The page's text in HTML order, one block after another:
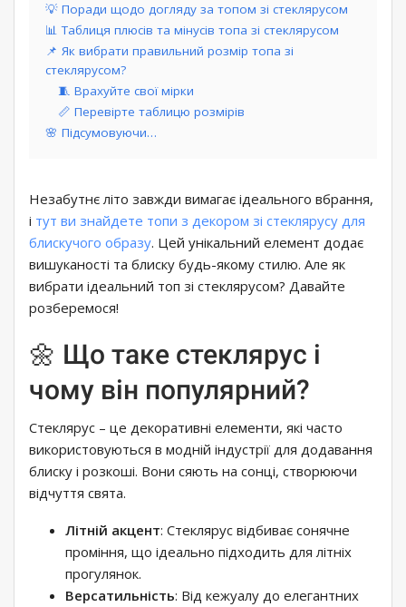
💡 Поради щодо догляду за топом зі стеклярусом
📊 Таблиця плюсів та мінусів топа зі стеклярусом
📌 Як вибрати правильний розмір топа зі
стеклярусом?
🧵 Врахуйте свої мірки
📏 Перевірте таблицю розмірів
🌸 Підсумовуючи…
Незабутнє літо завжди вимагає ідеального вбрання,
і тут ви знайдете топи з декором зі стеклярусу для
блискучого образу. Цей унікальний елемент додає
вишуканості та блиску будь-якому стилю. Але як
вибрати ідеальний топ зі стеклярусом? Давайте
розберемося!
🌼 Що таке стеклярус і
чому він популярний?
Стеклярус – це декоративні елементи, які часто
використовуються в модній індустрії для додавання
блиску і розкоші. Вони сяють на сонці, створюючи
відчуття свята.
Літній акцент: Стеклярус відбиває сонячне
проміння, що ідеально підходить для літніх
прогулянок.
Версатильність: Від кежуалу до елегантних